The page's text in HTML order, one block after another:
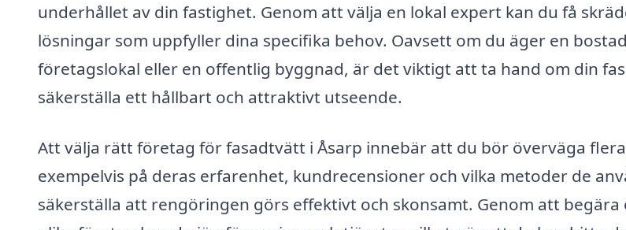
underhållet av din fastighet. Genom att välja en lokal expert kan du få
lösningar som uppfyller dina specifika behov. Oavsett om du äger en
företagslokal eller en offentlig byggnad, är det viktigt att ta hand om din
säkerställa ett hållbart och attraktivt utseende.
Att välja rätt företag för fasadtvätt i Åsarp innebär att du bör överväga
exempelvis på deras erfarenhet, kundrecensioner och vilka metoder de
säkerställa att rengöringen görs effektivt och skonsamt. Genom att